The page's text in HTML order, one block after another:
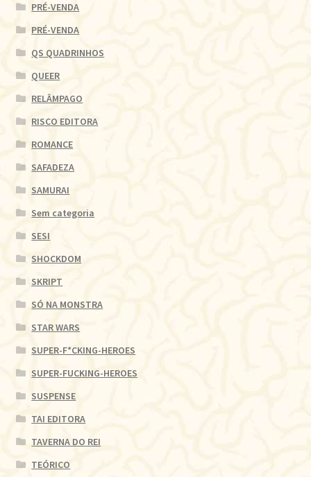
PRÉ-VENDA
PRÉ-VENDA
QS QUADRINHOS
QUEER
RELÂMPAGO
RISCO EDITORA
ROMANCE
SAFADEZA
SAMURAI
Sem categoria
SESI
SHOCKDOM
SKRIPT
SÓ NA MONSTRA
STAR WARS
SUPER-F*CKING-HEROES
SUPER-FUCKING-HEROES
SUSPENSE
TAI EDITORA
TAVERNA DO REI
TEÓRICO